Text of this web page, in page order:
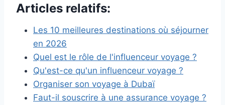
Articles relatifs:
Les 10 meilleures destinations où séjourner
en 2026
Quel est le rôle de l'influenceur voyage ?
Qu'est-ce qu'un influenceur voyage ?
Organiser son voyage à Dubaï
Faut-il souscrire à une assurance voyage ?